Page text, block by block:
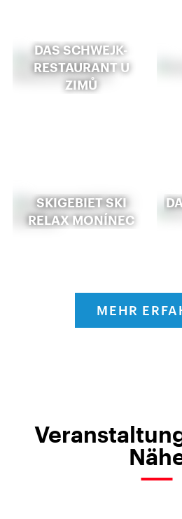
DAS SCHWEJK-
RESTAURANT U
ZIMŮ
SKIGEBIET SKI
RELAX MONÍNEC
MEHR